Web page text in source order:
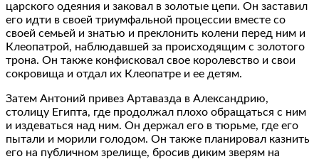
царского одеяния и заковал в золотые цепи. Он заставил
его идти в своей триумфальной процессии вместе со
своей семьей и знатью и преклонить колени перед ним и
Клеопатрой, наблюдавшей за происходящим с золотого
трона. Он также конфисковал свое королевство и свои
сокровища и отдал их Клеопатре и ее детям.
Затем Антоний привез Артавазда в Александрию,
столицу Египта, где продолжал плохо обращаться с ним
и издеваться над ним. Он держал его в тюрьме, где его
пытали и морили голодом. Он также планировал казнить
его на публичном зрелище, бросив диким зверям на